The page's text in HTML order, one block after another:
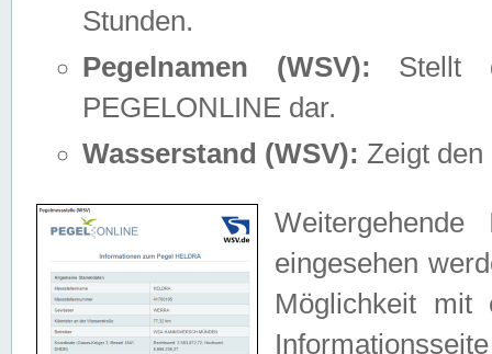
Stunden.
Pegelnamen (WSV): Stellt
PEGELONLINE dar.
Wasserstand (WSV): Zeigt den
eingesehen
Möglichkeit mit